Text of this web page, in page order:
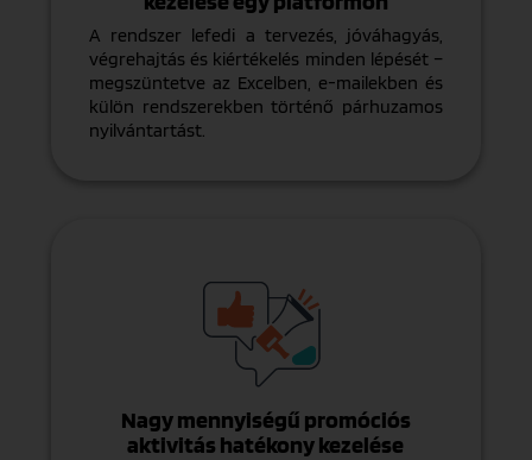
A rendszer lefedi a tervezés, jóváhagyás,
végrehajtás és kiértékelés minden lépését –
megszüntetve az Excelben, e-mailekben és
külön rendszerekben történő párhuzamos
nyilvántartást.
Nagy mennyiségű promóciós
aktivitás hatékony kezelése